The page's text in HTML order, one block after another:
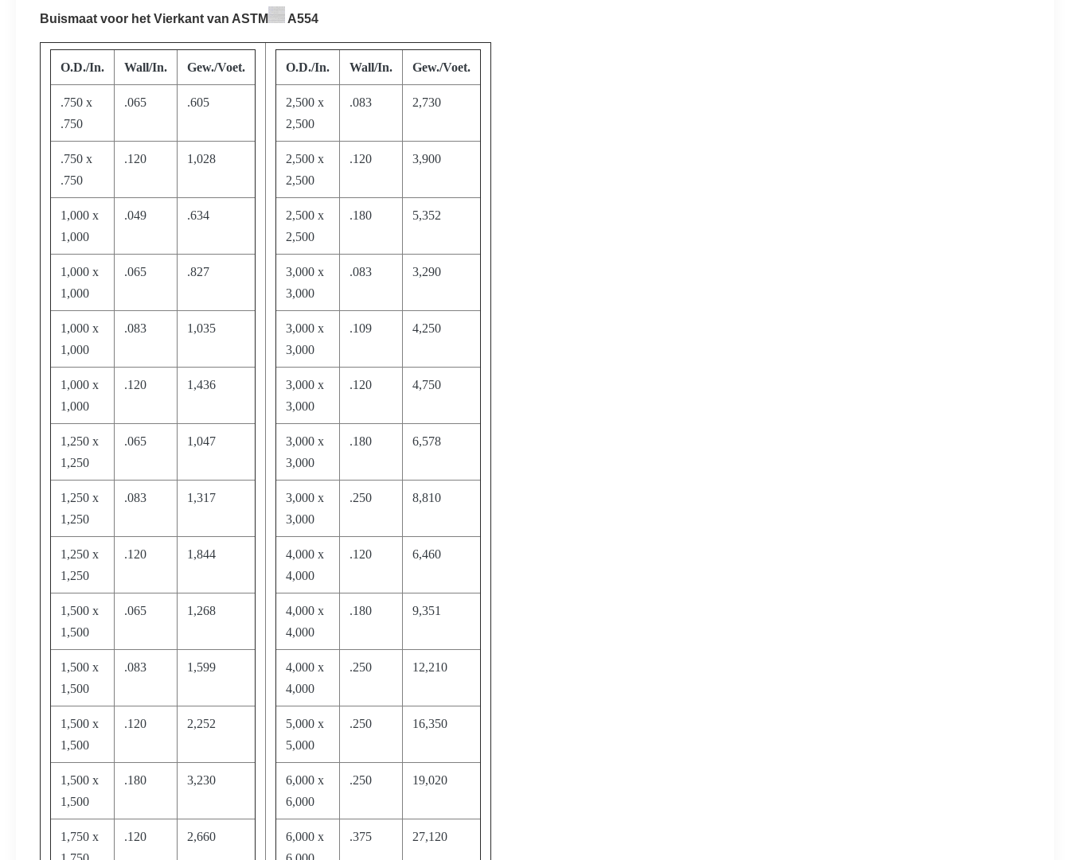
Buismaat voor het Vierkant van ASTM A554
O.D./In. Wall/In. Gew./Voet.
.750 x
.750
.065 .605
.750 x
.750
.120 1,028
1,000 x
1,000
.049 .634
1,000 x
1,000
.065 .827
1,000 x
1,000
.083 1,035
1,000 x
1,000
.120 1,436
1,250 x
1,250
.065 1,047
1,250 x
1,250
.083 1,317
1,250 x
1,250
.120 1,844
1,500 x
1,500
.065 1,268
1,500 x
1,500
.083 1,599
1,500 x
1,500
.120 2,252
1,500 x
1,500
.180 3,230
1,750 x
.120 2,660
O.D./In. Wall/In. Gew./Voet.
2,500 x
2,500
.083 2,730
2,500 x
2,500
.120 3,900
2,500 x
2,500
.180 5,352
3,000 x
3,000
.083 3,290
3,000 x
3,000
.109 4,250
3,000 x
3,000
.120 4,750
3,000 x
3,000
.180 6,578
3,000 x
3,000
.250 8,810
4,000 x
4,000
.120 6,460
4,000 x
4,000
.180 9,351
4,000 x
4,000
.250 12,210
5,000 x
5,000
.250 16,350
6,000 x
6,000
.250 19,020
6,000 x
.375 27,120